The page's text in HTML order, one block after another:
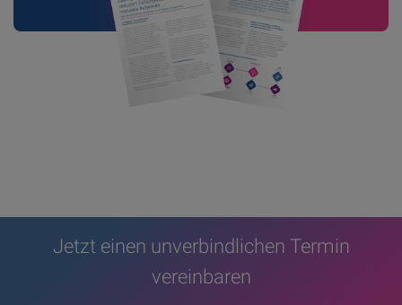
Jetzt einen unverbindlichen Termin
vereinbaren